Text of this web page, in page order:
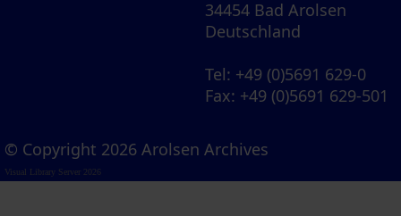
34454 Bad Arolsen
Deutschland
Tel: +49 (0)5691 629-0
Fax: +49 (0)5691 629-501
© Copyright 2026 Arolsen Archives
Visual Library Server 2026